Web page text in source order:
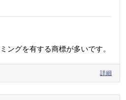
ングを有する商標が多いです。
詳細